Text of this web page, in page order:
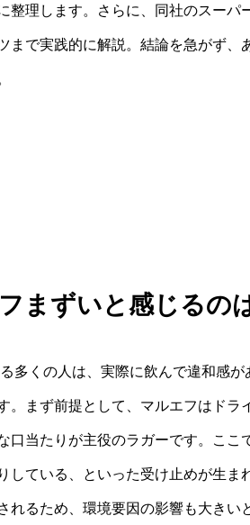
整理します。さらに、同社のスーパ
まで実践的に解説。結論を急がず、
まずいと感じるの
多くの人は、実際に飲んで違和感
。まず前提として、マルエフはドラ
口当たりが主役のラガーです。ここ
している、といった受け止めが生ま
れるため、環境要因の影響も大きい